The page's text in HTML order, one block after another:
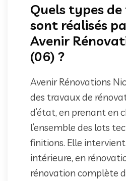
Quels types
sont réalisés
Avenir
(06) ?
Avenir Rénovations
des travaux de
d’état, en prenant en
l’ensemble des lots
finitions. Elle
intérieure, en
rénovation complète